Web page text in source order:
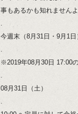
事もあるかも知れません
.
今週末（8月31日・9月1
.
※2019年08月30日 17:00
.
08月31日（土）
.